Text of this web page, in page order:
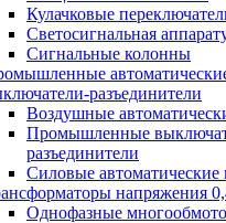
Кулачковые
Светосигнальная
Сигнальные колонны
разъединители
Воздушные
Промышленные
разъединители
Силовые автоматические
напряжения
Однофазные